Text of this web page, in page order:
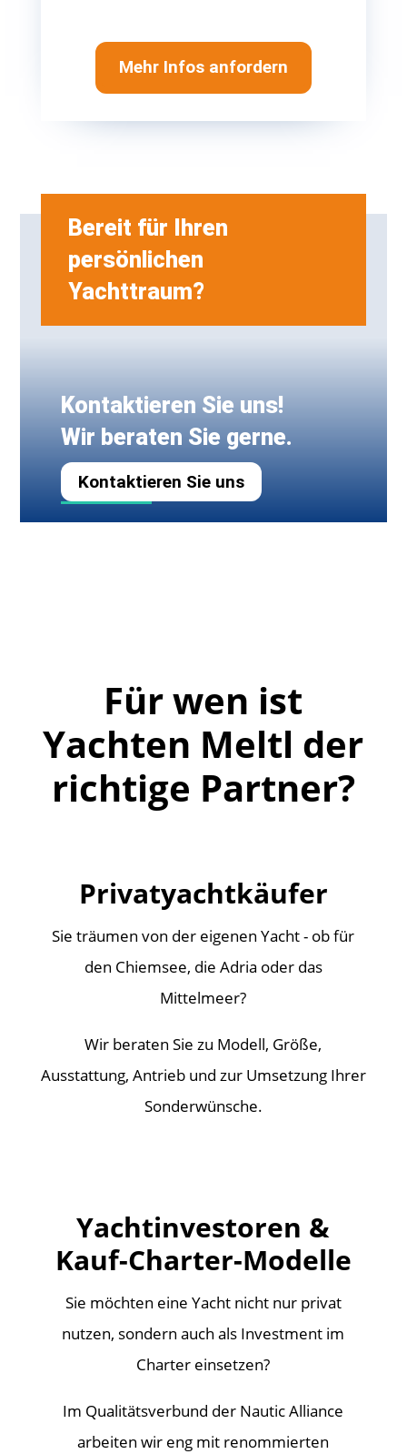
Mehr Infos anfordern
Bereit für Ihren
persönlichen
Yachttraum?
Kontaktieren Sie uns!
Wir beraten Sie gerne.
Kontaktieren Sie uns
Für wen ist
Yachten Meltl der
richtige Partner?
Privatyachtkäufer
Sie träumen von der eigenen Yacht - ob für
den Chiemsee, die Adria oder das
Mittelmeer?
Wir beraten Sie zu Modell, Größe,
Ausstattung, Antrieb und zur Umsetzung Ihrer
Sonderwünsche.
Yachtinvestoren &
Kauf-Charter-Modelle
Sie möchten eine Yacht nicht nur privat
nutzen, sondern auch als Investment im
Charter einsetzen?
Im Qualitätsverbund der Nautic Alliance
arbeiten wir eng mit renommierten